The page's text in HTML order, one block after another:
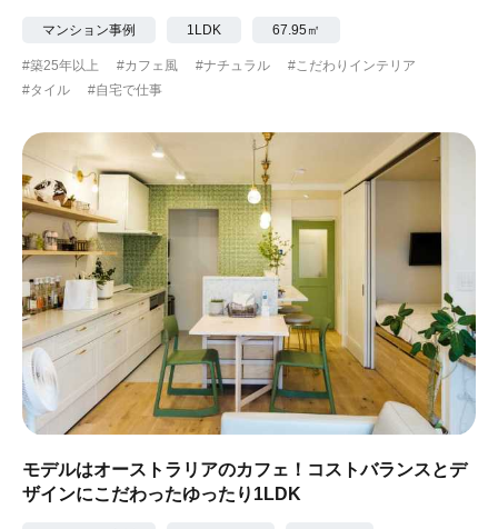
マンション事例 1LDK 67.95㎡
#築25年以上 #カフェ風 #ナチュラル
#こだわりインテリア
#タイル
#自宅で仕事
モデルはオーストラリアのカフェ！コストバランスとデ
ザインにこだわったゆったり1LDK